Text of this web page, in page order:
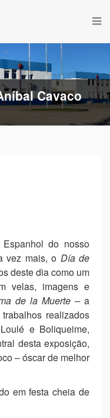
Cavaco
do nosso
vez mais, o Día de
deste dia como um
velas, imagens e
de la Muerte – a
realizados
e Boliqueime,
desta exposição,
– óscar de melhor
em festa cheia de